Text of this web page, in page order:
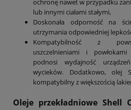
ochronę nawet w przypadku
lub innymi ciałami stałymi,
Doskonała odporność na
utrzymania odpowiedniej
Kompatybilność z
uszczelnieniami i
podnosi wydajność
wycieków. Dodatkowo, olej
kompatybilny z większością
Oleje przekładniowe Shell